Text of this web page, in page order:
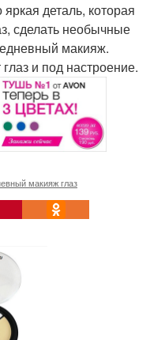
деталь, которая
сделать необычные
макияж.
и под настроение.
макияж глаз